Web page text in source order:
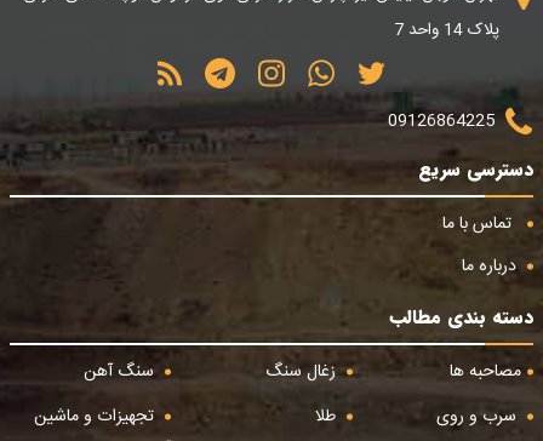
پلاک 14 واحد 7
09126864225
دسترسی سریع
تماس با ما
درباره ما
دسته بندی مطالب
مصاحبه ها
زغال سنگ
سنگ آهن
سرب و روی
طلا
تجهیزات و ماشین